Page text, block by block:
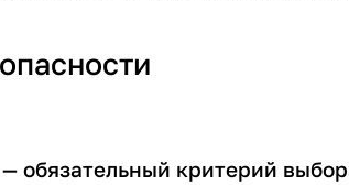
обязательный критерий